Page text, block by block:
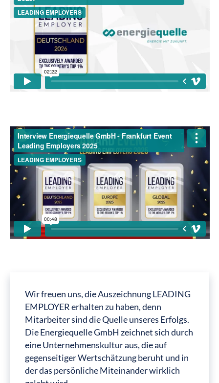
Wir freuen uns, die Auszeichnung LEADING
EMPLOYER erhalten zu haben, denn
Mitarbeiter sind die Quelle unseres Erfolgs.
Die Energiequelle GmbH zeichnet sich durch
eine Unternehmenskultur aus, die auf
gegenseitiger Wertschätzung beruht und in
der das persönliche Miteinander wirklich